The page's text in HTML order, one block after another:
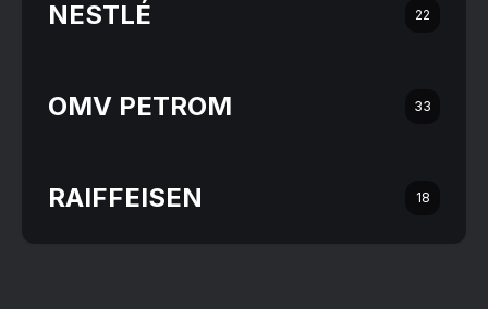
NESTLÉ 22
OMV PETROM 33
RAIFFEISEN 18